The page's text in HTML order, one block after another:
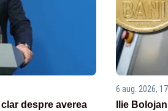
despre averea
6 aug. 2026,
Ilie